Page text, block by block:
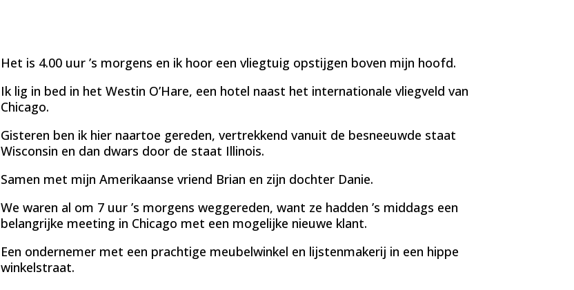
Het is 4.00 uur ’s morgens en ik hoor een vliegtuig opstijgen boven mijn hoofd.
Ik lig in bed in het Westin O’Hare, een hotel naast het internationale vliegveld van
Chicago.
Gisteren ben ik hier naartoe gereden, vertrekkend vanuit de besneeuwde staat
Wisconsin en dan dwars door de staat Illinois.
Samen met mijn Amerikaanse vriend Brian en zijn dochter Danie.
We waren al om 7 uur ’s morgens weggereden, want ze hadden ’s middags een
belangrijke meeting in Chicago met een mogelijke nieuwe klant.
Een ondernemer met een prachtige meubelwinkel en lijstenmakerij in een hippe
winkelstraat.